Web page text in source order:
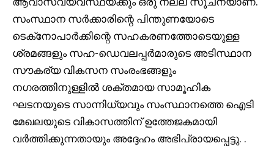
സംസ്ഥാന സർക്കാരിന്റെ പിന്തുണയോടെ
ടെക്‌നോപാർക്കിന്റെ സഹകരണത്തോടെയുള്ള
ശ്രമങ്ങളും സഹ-ഡെവലപ്പർമാരുടെ അടിസ്ഥാന
സൗകര്യ വികസന സംരംഭങ്ങളും
നഗരത്തിനുള്ളിൽ ശക്തമായ സാമൂഹിക
ഘടനയുടെ സാന്നിധ്യവും സംസ്ഥാനത്തെ ഐടി
മേഖലയുടെ വികാസത്തിന് ഉത്തേജകമായി
വർത്തിക്കുന്നതായും അദ്ദേഹം അഭിപ്രായപ്പെട്ടു. .